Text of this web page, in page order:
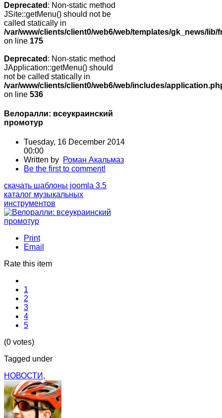
Deprecated : Non-static method
JSite::getMenu() should not be
called statically in
/var/www/clients/client0/web6/web/templates/gk_news/
on line 175
Deprecated : Non-static method
JApplication::getMenu() should
not be called statically in
/var/www/clients/client0/web6/web/includes/
on line 536
Велоралли: всеукраинский
промотур
Tuesday, 16 December 2014
00:00
Written by Роман Акальмаз
Be the first to comment!
скачать шаблоны joomla 3.5
каталог музыкальных
инструментов
Print
Email
Rate this item
1
2
3
4
5
(0 votes)
Tagged under
НОВОСТИ,